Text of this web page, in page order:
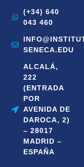
(+34) 640
043 460
SENECA.EDU
ALCALÁ,
222
(ENTRADA
POR
AVENIDA DE
DAROCA, 2)
– 28017
MADRID –
ESPAÑA